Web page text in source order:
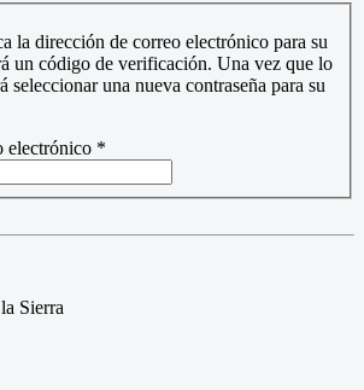
la dirección de correo electrónico para su
un código de verificación. Una vez que lo
seleccionar una nueva contraseña para su
electrónico *
Sierra